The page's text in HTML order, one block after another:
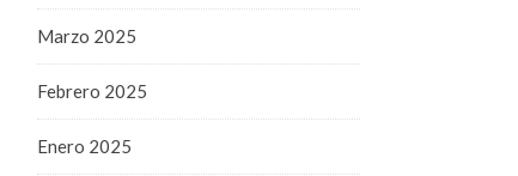
Marzo 2025
Febrero 2025
Enero 2025